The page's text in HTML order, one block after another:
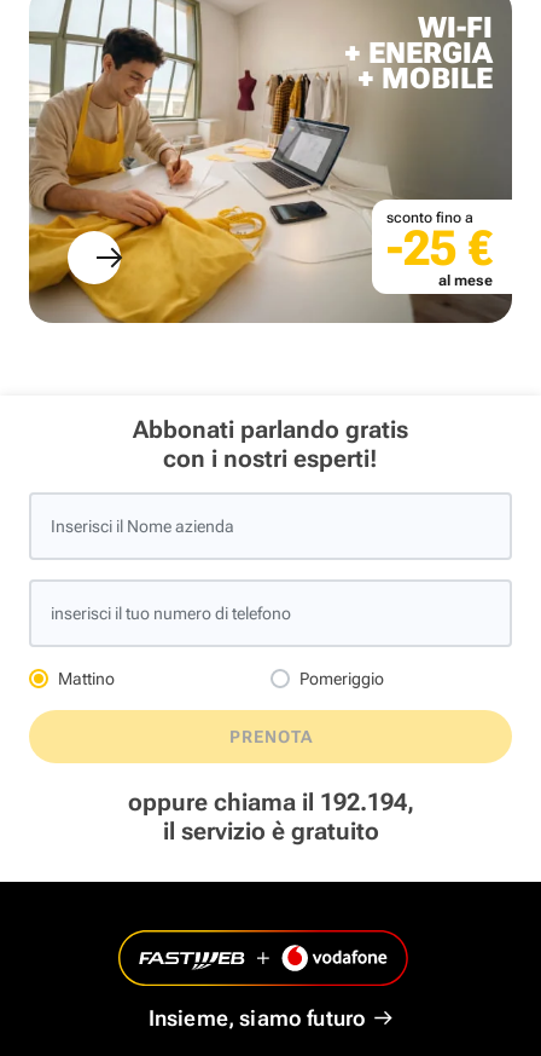
WI-FI
+ ENERGIA
+ MOBILE
sconto fino a
-25 €
al mese
Abbonati parlando gratis
con i nostri esperti!
Inserisci il Nome azienda
inserisci il tuo numero di telefono
Mattino Pomeriggio
PRENOTA
oppure chiama il 192.194,
il servizio è gratuito
Insieme, siamo futuro